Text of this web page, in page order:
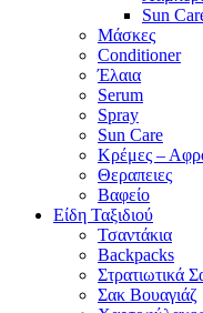
Sun
Μάσκες
Conditioner
Έλαια
Serum
Spray
Sun Care
Κρέμες –
Θεραπειες
Βαφείο
Είδη Ταξιδιού
Τσαντάκια
Backpacks
Στρατιωτικά
Σακ Βουαγιάζ